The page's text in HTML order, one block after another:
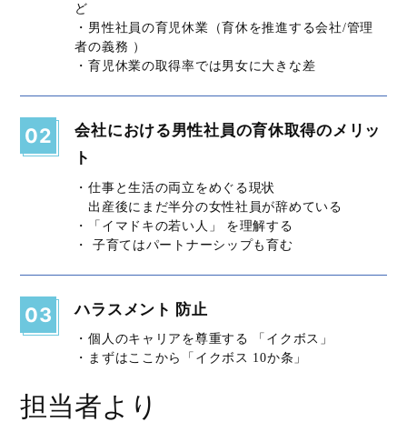
ど
・男性社員の育児休業（育休を推進する会社/管理
者の義務 ）
・育児休業の取得率では男女に大きな差
02
会社における男性社員の育休取得のメリッ
ト
・仕事と生活の両立をめぐる現状
出産後にまだ半分の女性社員が辞めている
・「イマドキの若い人」 を理解する
・ 子育てはパートナーシップも育む
03 ハラスメント 防止
・個人のキャリアを尊重する 「イクボス」
・まずはここから「イクボス 10か条」
担当者より